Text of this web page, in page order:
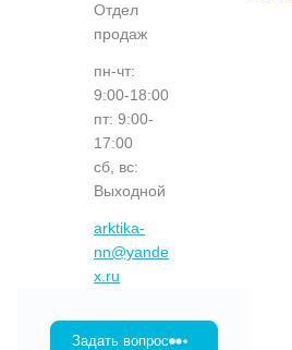
Отдел
продаж
пн-чт:
9:00-18:00
пт: 9:00-
17:00
сб, вс:
Выходной
arktika-
nn@yande
x.ru
Задать вопрос